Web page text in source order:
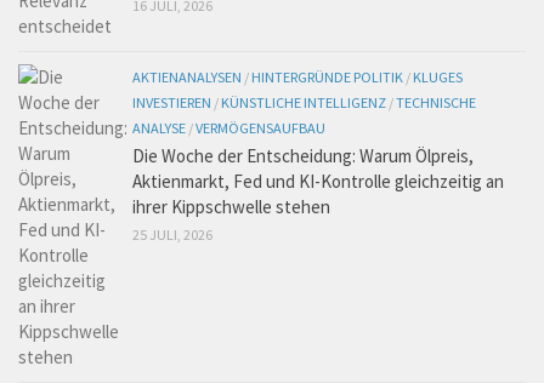
16 JULI, 2026
AKTIENANALYSEN / HINTERGRÜNDE POLITIK / KLUGES
INVESTIEREN / KÜNSTLICHE INTELLIGENZ /TECHNISCHE
ANALYSE /VERMÖGENSAUFBAU
Die Woche der Entscheidung: Warum Ölpreis,
Aktienmarkt, Fed und KI-Kontrolle gleichzeitig an
ihrer Kippschwelle stehen
25 JULI, 2026